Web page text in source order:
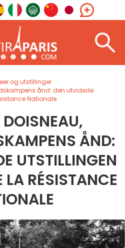
og utstillinger
ånd: den utvidede
Nationale
DOISNEAU,
ÅND:
UTSTILLINGEN
LA RÉSISTANCE